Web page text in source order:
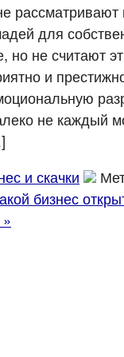
для
но не считают
и
не каждый
и скачки
бизнес